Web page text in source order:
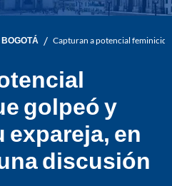
BOGOTÁ / Capturan a potencial
golpeó y
expareja, en
discusión